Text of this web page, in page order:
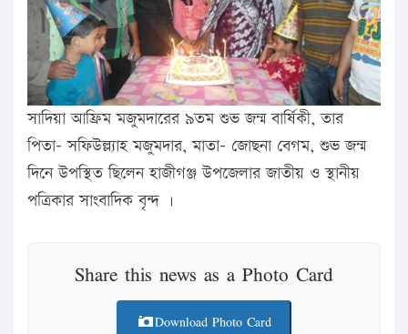
সাদিয়া আফ্রিম মজুমদারের ৯তম শুভ জন্ম বার্ষিকী, তার
পিতা- সফিউল্ল্যাহ মজুমদার, মাতা- জোছনা বেগম, শুভ জন্ম
দিনে উপস্থিত ছিলেন হাজীগঞ্জ উপজেলার জাতীয় ও স্থানীয়
পত্রিকার সাংবাদিক বৃন্দ ।
Share this news as a Photo Card
Download Photo Card